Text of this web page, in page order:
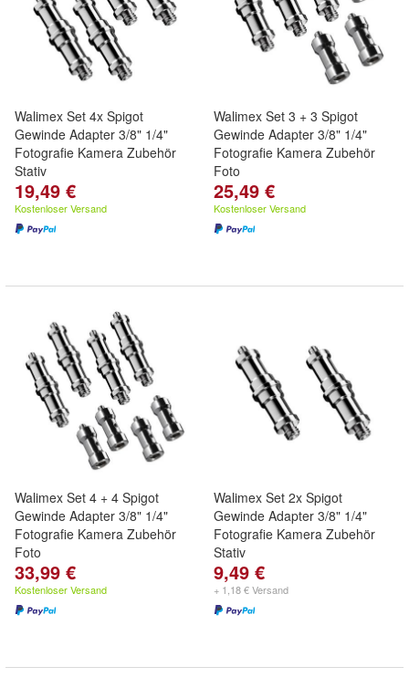
Walimex Set 4x Spigot
Gewinde Adapter 3/8" 1/4"
Fotografie Kamera Zubehör
Stativ
19,49 €
Kostenloser Versand
Walimex Set 3 + 3 Spigot
Gewinde Adapter 3/8" 1/4"
Fotografie Kamera Zubehör
Foto
25,49 €
Kostenloser Versand
Walimex Set 4 + 4 Spigot
Gewinde Adapter 3/8" 1/4"
Fotografie Kamera Zubehör
Foto
33,99 €
Kostenloser Versand
Walimex Set 2x Spigot
Gewinde Adapter 3/8" 1/4"
Fotografie Kamera Zubehör
Stativ
9,49 €
+ 1,18 € Versand